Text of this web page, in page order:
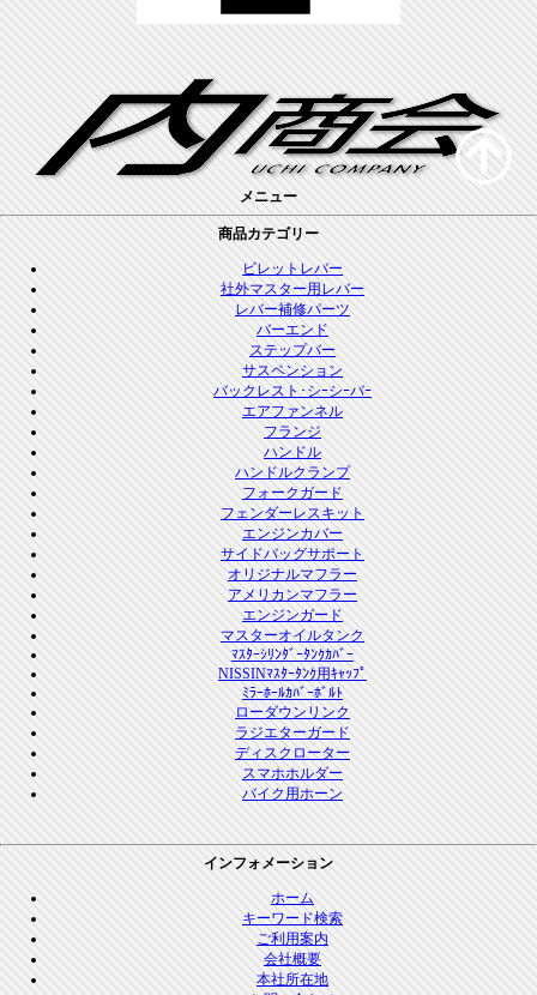
メニュー
商品カテゴリー
ビレットレバー
社外マスター用レバー
レバー補修パーツ
バーエンド
ステップバー
サスペンション
バックレスト･シｰシｰバｰ
エアファンネル
フランジ
ハンドル
ハンドルクランプ
フォークガード
フェンダーレスキット
エンジンカバー
サイドバッグサポート
オリジナルマフラー
アメリカンマフラー
エンジンガード
マスターオイルタンク
ﾏｽﾀｰｼﾘﾝﾀﾞｰﾀﾝｸｶﾊﾞｰ
NISSINﾏｽﾀｰﾀﾝｸ用ｷｬｯﾌﾟ
ﾐﾗｰﾎｰﾙｶﾊﾞｰﾎﾞﾙﾄ
ローダウンリンク
ラジエターガード
ディスクローター
スマホホルダー
バイク用ホーン
インフォメーション
ホーム
キーワード検索
ご利用案内
会社概要
本社所在地